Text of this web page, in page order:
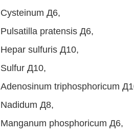
Cysteinum Д6,
Pulsatilla pratensis Д6,
Hepar sulfuris Д10,
Sulfur Д10,
Adenosinum triphosphoricum
Nadidum Д8,
Manganum phosphoricum Д6,